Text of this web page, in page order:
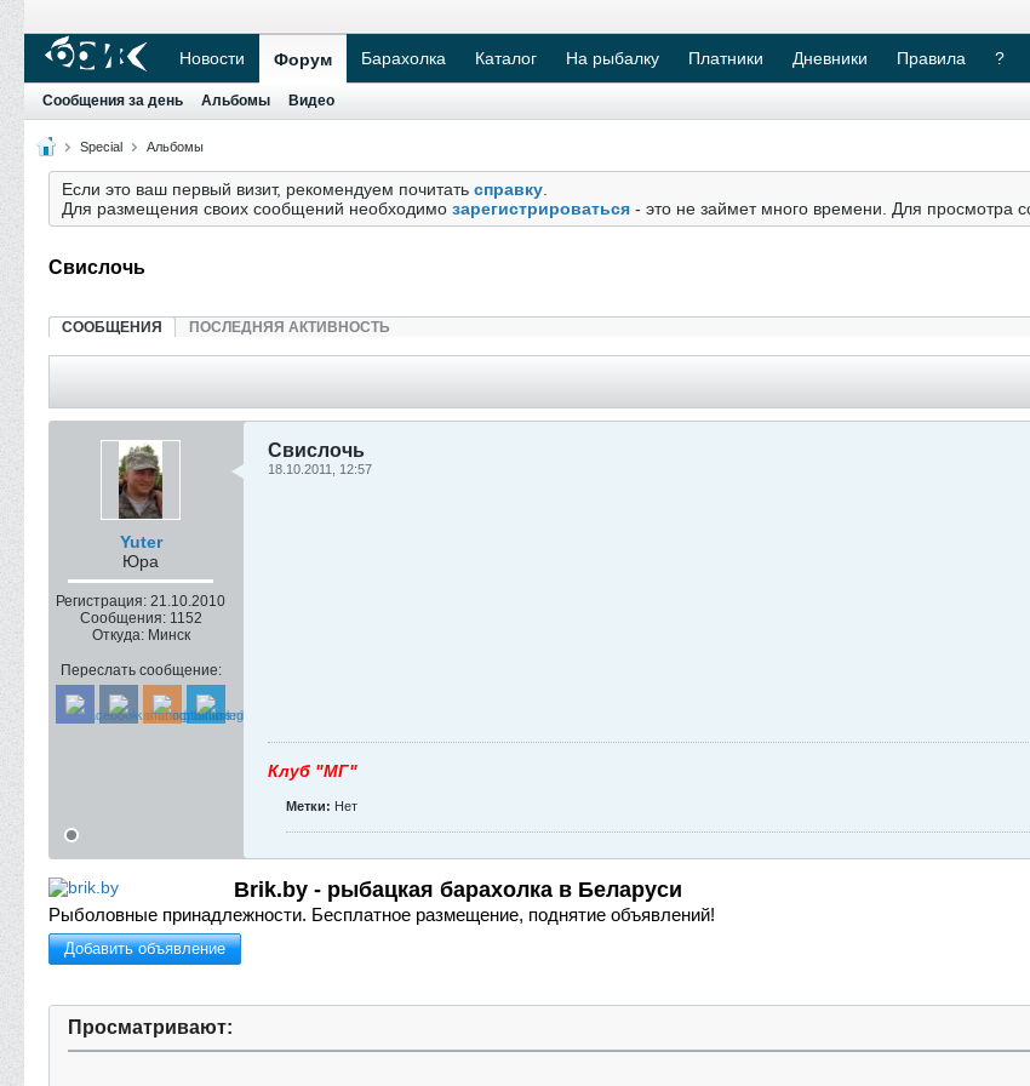
Новости Форум Барахолка Каталог На рыбалку Платники Дневники Правила ?
Сообщения за день Альбомы Видео
Special Альбомы
Если это ваш первый визит, рекомендуем почитать справку
Для размещения своих сообщений необходимо зарегистрироваться - это не займет много времени. Для просмотра
Свислочь
СООБЩЕНИЯ ПОСЛЕДНЯЯ АКТИВНОСТЬ
Yuter
Юра
Регистрация: 21.10.2010
Сообщения: 1152
Откуда: Минск
Переслать сообщение:
Свислочь
18.10.2011, 12:57
Клуб "МГ"
Метки: Нет
Brik.by - рыбацкая барахолка в Беларуси
Рыболовные принадлежности. Бесплатное размещение, поднятие объявлений!
Добавить объявление
Просматривают: